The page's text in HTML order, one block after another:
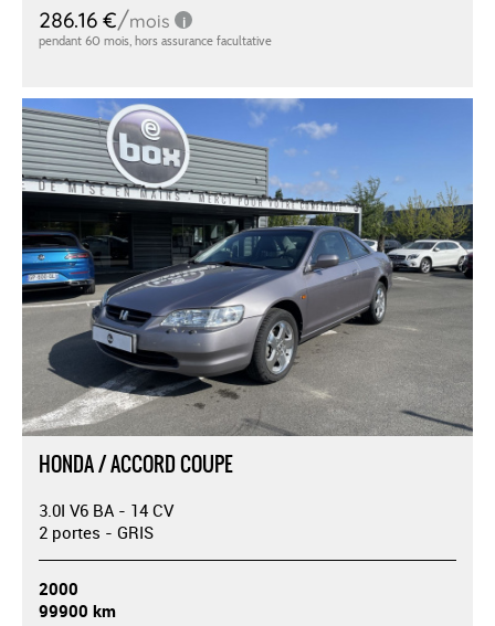
HONDA / ACCORD COUPE
3.0I V6 BA - 14 CV
2 portes - GRIS
2000
99900 km